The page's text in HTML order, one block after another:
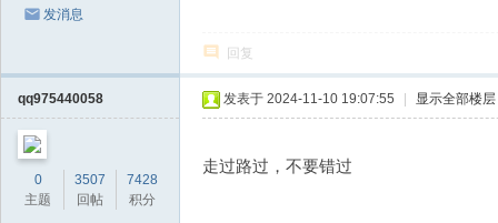
发消息
回复
qq975440058
0
主题
3507
回帖
7428
积分
发表于 2024-11-10 19:07:55 显示全部楼层
走过路过，不要错过